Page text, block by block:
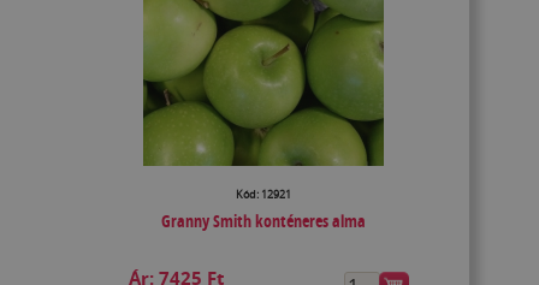
Kód: 12921
Granny Smith konténeres alma
Ár:7425 Ft